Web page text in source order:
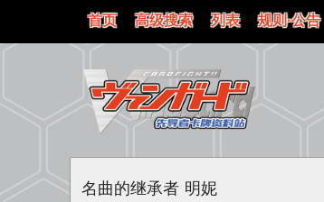
首页 高级搜索 列表 规则·公告
名曲的继承者 明妮